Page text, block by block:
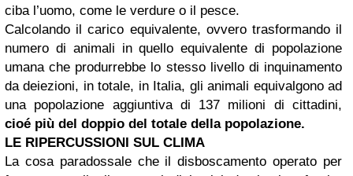
ciba l’uomo, come le verdure o il pesce.
Calcolando il carico equivalente, ovvero trasformando il
numero di animali in quello equivalente di popolazione
umana che produrrebbe lo stesso livello di inquinamento
da deiezioni, in totale, in Italia, gli animali equivalgono ad
una popolazione aggiuntiva di 137 milioni di cittadini,
cioé più del doppio del totale della popolazione.
LE RIPERCUSSIONI SUL CLIMA
La cosa paradossale che il disboscamento operato per